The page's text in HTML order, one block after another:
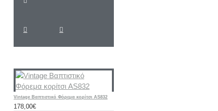
Vintage Βαπτιστικό Φόρεμα κορίτσι AS832
178,00€